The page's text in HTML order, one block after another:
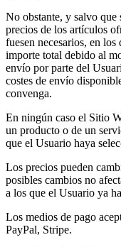
No obstante, y salvo que
precios de los artículos
fuesen necesarios, en
importe total debido al
envío por parte del
costes de envío
convenga.
En ningún caso el Sitio
un producto o de un
que el Usuario haya
Los precios pueden
posibles cambios no
a los que el Usuario ya
Los medios de pago
PayPal, Stripe.